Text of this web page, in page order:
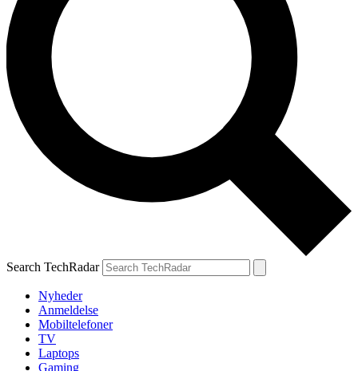
Search TechRadar
Nyheder
Anmeldelse
Mobiltelefoner
TV
Laptops
Gaming